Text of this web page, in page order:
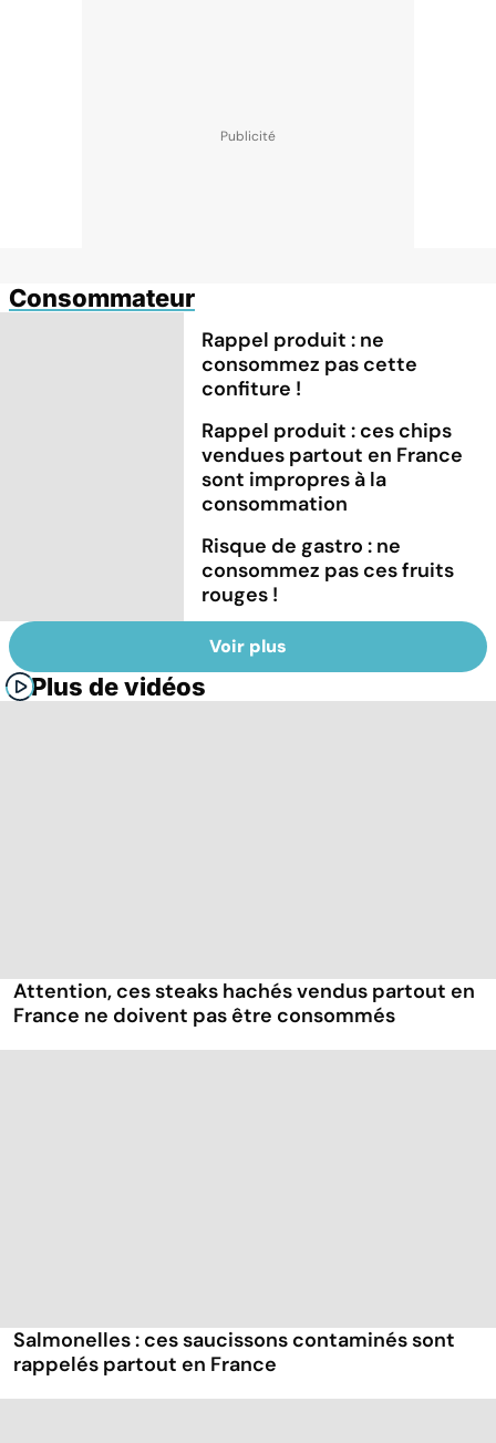
Consommateur
Rappel produit : ne
consommez pas cette
confiture !
Rappel produit : ces chips
vendues partout en France
sont impropres à la
consommation
Risque de gastro : ne
consommez pas ces fruits
rouges !
Voir plus
Plus de vidéos
Attention, ces steaks hachés vendus partout en
France ne doivent pas être consommés
Salmonelles : ces saucissons contaminés sont
rappelés partout en France